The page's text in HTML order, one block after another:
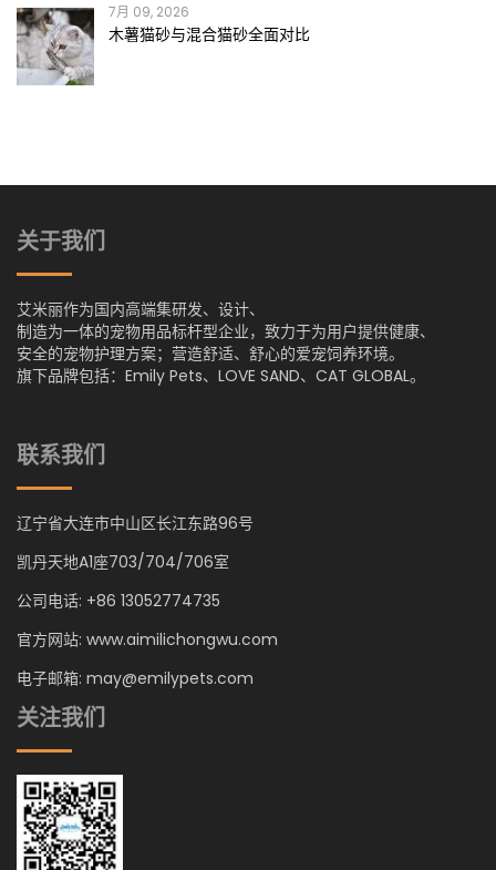
7月 09, 2026
木薯猫砂与混合猫砂全面对比
关于我们
艾米丽作为国内高端集研发、设计、
制造为一体的宠物用品标杆型企业，致力于为用户提供健康、
安全的宠物护理方案；营造舒适、舒心的爱宠饲养环境。
旗下品牌包括：Emily Pets、LOVE SAND、CAT GLOBAL。
联系我们
辽宁省大连市中山区长江东路96号
凯丹天地A1座703/704/706室
公司电话: +86 13052774735
官方网站: www.aimilichongwu.com
电子邮箱: may@emilypets.com
关注我们